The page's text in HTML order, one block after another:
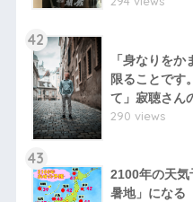
42
「身なりを
限ることです
て」寂聴さん
290 views
43
2100年の天
暑地」になる